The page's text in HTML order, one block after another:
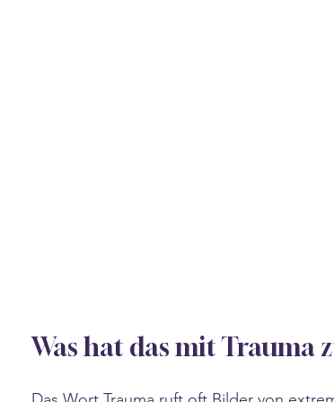
Was hat das mit Trauma